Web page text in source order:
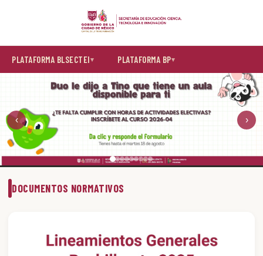
PLATAFORMA BLSECTEI PLATAFORMA BP
‹ ›
DOCUMENTOS NORMATIVOS